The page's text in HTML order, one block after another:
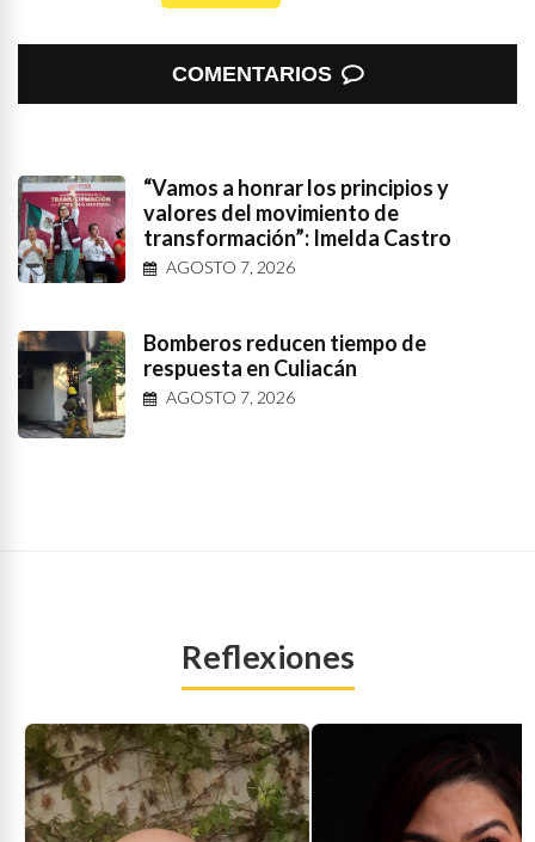
COMENTARIOS
“Vamos a honrar los principios y
valores del movimiento de
transformación”: Imelda Castro
AGOSTO 7, 2026
Bomberos reducen tiempo de
respuesta en Culiacán
AGOSTO 7, 2026
Reflexiones